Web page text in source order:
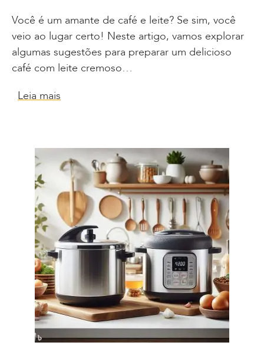
Você é um amante de café e leite? Se sim, você
veio ao lugar certo! Neste artigo, vamos explorar
algumas sugestões para preparar um delicioso
café com leite cremoso…
Leia mais